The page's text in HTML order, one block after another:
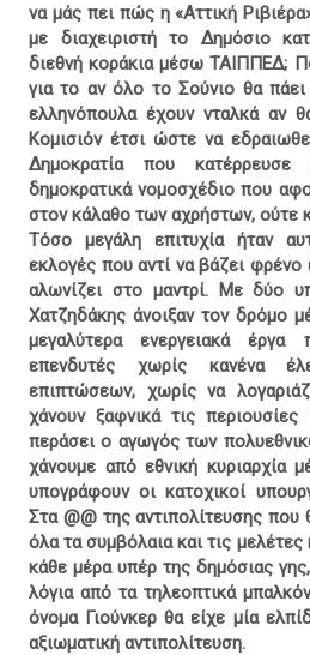
να μάς πει πώς η «Αττική
με διαχειριστή το Δημόσιο
διεθνή κοράκια μέσω ΤΑΙΠΠΕΔ;
για το αν όλο το Σούνιο θα
ελληνόπουλα έχουν νταλκά αν
Κομισιόν έτσι ώστε να
Δημοκρατία που
δημοκρατικά νομοσχέδιο που
στον κάλαθο των αχρήστων, ούτε
Τόσο μεγάλη επιτυχία ήταν
εκλογές που αντί να βάζει φρένο
αλωνίζει στο μαντρί. Με δύο
Χατζηδάκης άνοιξαν τον δρόμο
μεγαλύτερα ενεργειακά
επενδυτές χωρίς κανένα
επιπτώσεων, χωρίς να
χάνουν ξαφνικά τις
περάσει ο αγωγός των
χάνουμε από εθνική κυριαρχία
υπογράφουν οι κατοχικοί
Στα @@ της αντιπολίτευσης που
όλα τα συμβόλαια και τις μελέτες
κάθε μέρα υπέρ της δημόσιας
λόγια από τα τηλεοπτικά
όνομα Γιούνκερ θα είχε μία
αξιωματική αντιπολίτευση.